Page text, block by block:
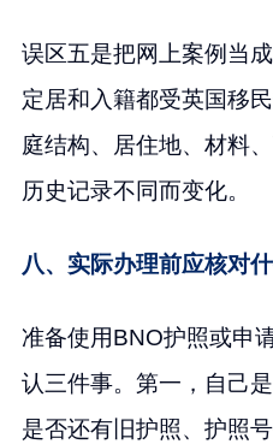
误区五是把网上案例当
定居和入籍都受英国移
庭结构、居住地、材料
历史记录不同而变化。
八、实际办理前应核对
准备使用BNO护照或申
认三件事。第一，自己
是否还有旧护照、护照